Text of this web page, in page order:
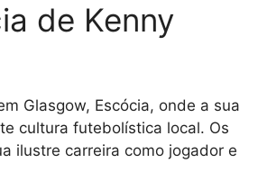
de Kenny
Glasgow, Escócia, onde a sua
cultura futebolística local. Os
ilustre carreira como jogador e